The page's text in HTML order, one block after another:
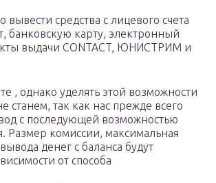
средства с лицевого счета
банковскую карту, электронный
выдачи CONTACT, ЮНИСТРИМ и
, однако уделять этой возможности
станем, так как нас прежде всего
с последующей возможностью
Размер комиссии, максимальная
денег с баланса будут
от способа